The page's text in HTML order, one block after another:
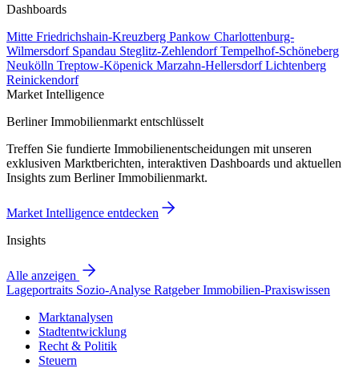
Dashboards
Mitte Friedrichshain-Kreuzberg Pankow Charlottenburg-
Wilmersdorf Spandau Steglitz-ZehlendorfTempelhof-Schöneberg
Neukölln Treptow-Köpenick Marzahn-HellersdorfLichtenberg
Reinickendorf
Market Intelligence
Berliner Immobilienmarkt entschlüsselt
Treffen Sie fundierte Immobilienentscheidungen mit unseren
exklusiven Marktberichten, interaktiven Dashboards und aktuellen
Insights zum Berliner Immobilienmarkt.
Market Intelligence entdecken
Insights
Alle anzeigen
Lageportraits Sozio-Analyse RatgeberImmobilien-Praxiswissen
Marktanalysen
Stadtentwicklung
Recht & Politik
Steuern